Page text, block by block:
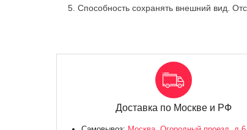
Способность сохранять внешний вид.
Доставка по Москве и РФ